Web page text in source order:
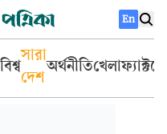
En
বিশ্ব
সারা
দেশ
অর্থনীতিখেলা